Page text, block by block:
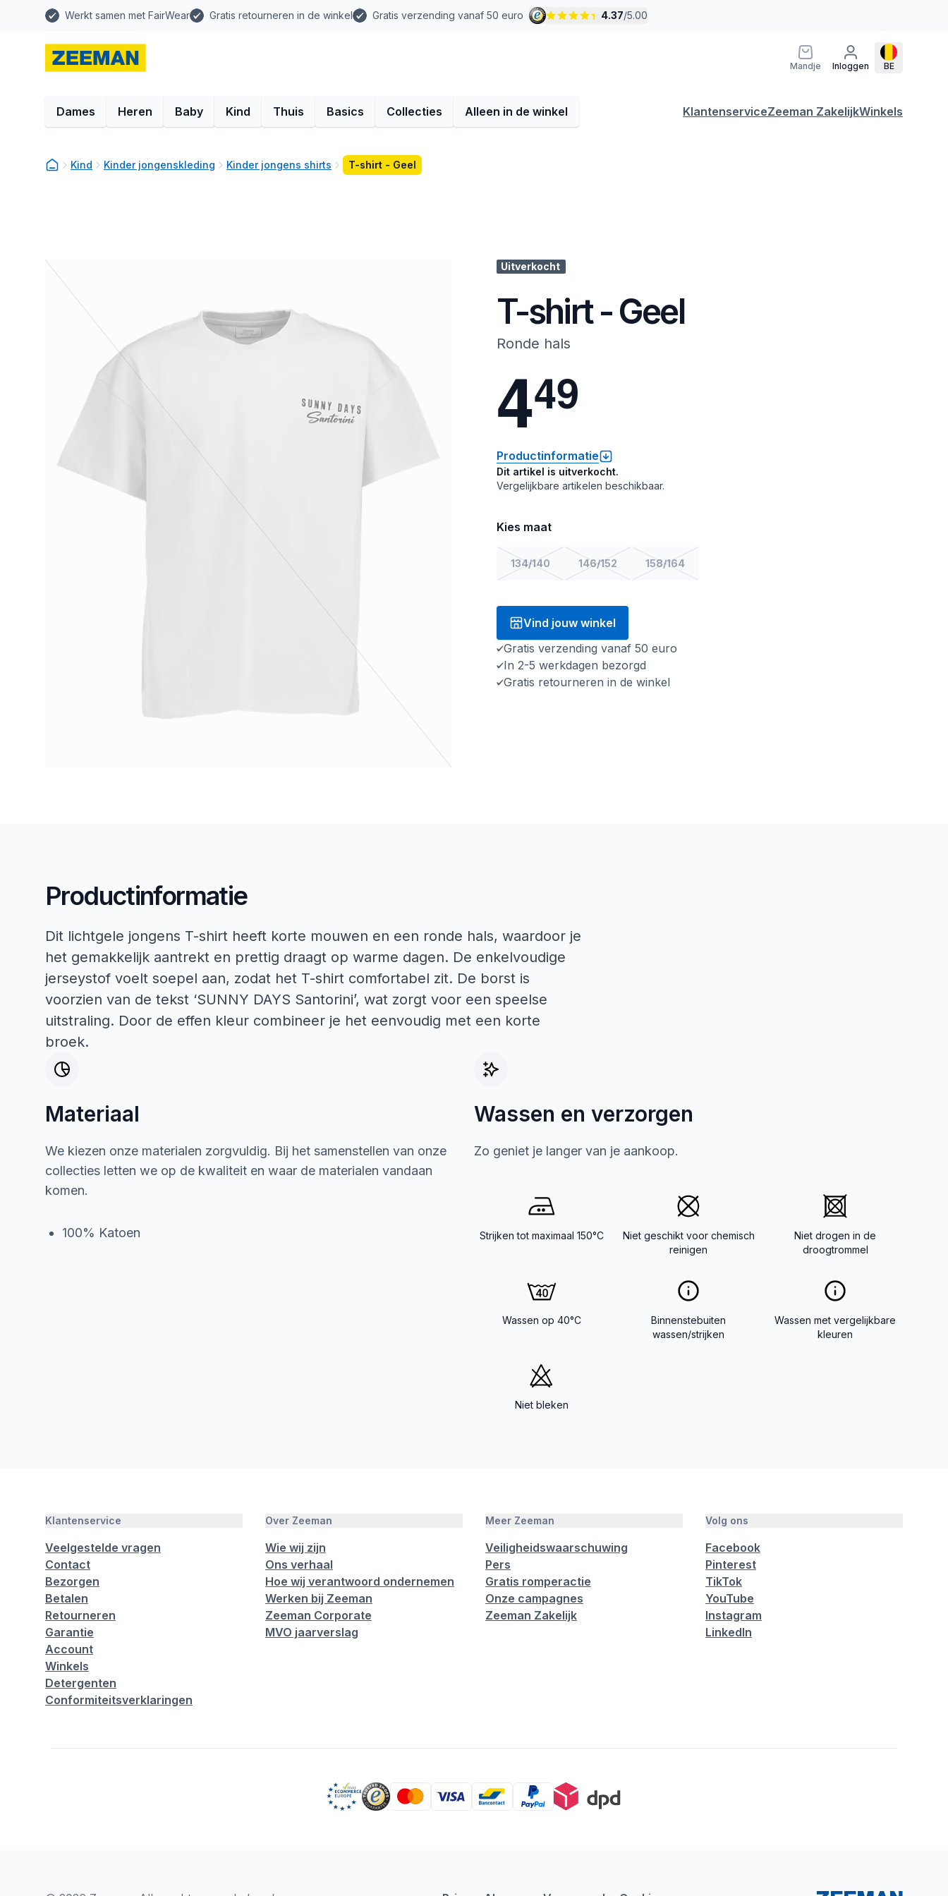
Werkt samen met FairWear Gratis retourneren in de winkel Gratis verzending vanaf 50 euro 4.37/5.00
Mandje Inloggen BE
Dames Heren Baby Kind Thuis Basics Collecties Alleen in de winkel KlantenserviceZeeman ZakelijkWinkels
Kind Kinder jongenskleding Kinder jongens shirts T-shirt - Geel
Uitverkocht
T-shirt - Geel
Ronde hals
449
Productinformatie
Dit artikel is uitverkocht.
Vergelijkbare artikelen beschikbaar.
Kies maat
134/140 146/152 158/164
Vind jouw winkel
Gratis verzending vanaf 50 euro
In 2-5 werkdagen bezorgd
Gratis retourneren in de winkel
Productinformatie
Dit lichtgele jongens T-shirt heeft korte mouwen en een ronde hals, waardoor je
het gemakkelijk aantrekt en prettig draagt op warme dagen. De enkelvoudige
jerseystof voelt soepel aan, zodat het T-shirt comfortabel zit. De borst is
voorzien van de tekst ‘SUNNY DAYS Santorini’, wat zorgt voor een speelse
uitstraling. Door de effen kleur combineer je het eenvoudig met een korte
broek.
Materiaal
We kiezen onze materialen zorgvuldig. Bij het samenstellen van onze
collecties letten we op de kwaliteit en waar de materialen vandaan
komen.
100% Katoen
Wassen en verzorgen
Zo geniet je langer van je aankoop.
Strijken tot maximaal 150°C
Niet geschikt voor chemisch
reinigen
Niet drogen in de
droogtrommel
Wassen op 40°C
Binnenstebuiten
wassen/strijken
Wassen met vergelijkbare
kleuren
Niet bleken
Klantenservice
Veelgestelde vragen
Contact
Bezorgen
Betalen
Retourneren
Garantie
Account
Winkels
Detergenten
Conformiteitsverklaringen
Over Zeeman
Wie wij zijn
Ons verhaal
Hoe wij verantwoord ondernemen
Werken bij Zeeman
Zeeman Corporate
MVO jaarverslag
Meer Zeeman
Veiligheidswaarschuwing
Pers
Gratis romperactie
Onze campagnes
Zeeman Zakelijk
Volg ons
Facebook
Pinterest
TikTok
YouTube
Instagram
LinkedIn